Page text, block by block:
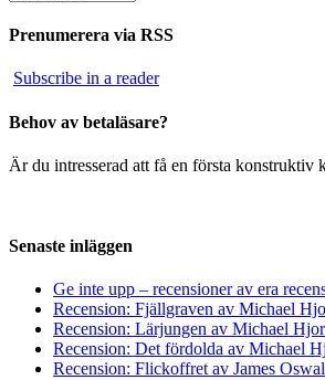
Prenumerera via RSS
Subscribe in a reader
Behov av betaläsare?
Är du intresserad att få en första konstruktiv
Senaste inläggen
Ge inte upp – recensioner av era
Recension: Fjällgraven av Michael
Recension: Lärjungen av Michael
Recension: Det fördolda av Michael
Recension: Flickoffret av James